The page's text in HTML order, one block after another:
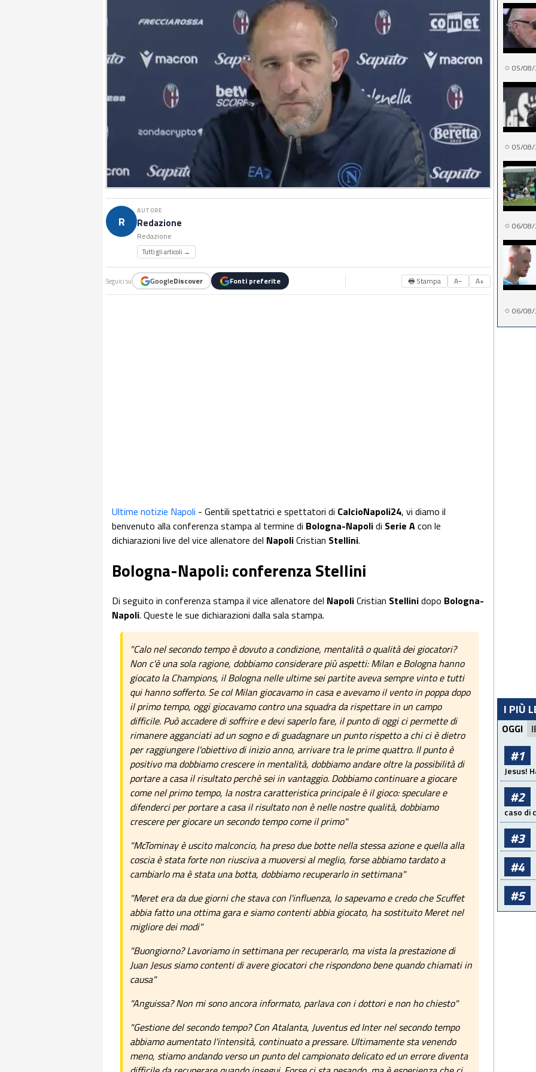
R
AUTORE
Redazione
Redazione
Tutti gli articoli →
Seguici su GoogleDiscover Fonti preferite 🖶 Stampa A− A+
Ultime notizie Napoli - Gentili spettatrici e spettatori di CalcioNapoli24, vi diamo il
benvenuto alla conferenza stampa al termine di Bologna-Napolidi Serie Acon le
dichiarazioni live del vice allenatore del NapoliCristian Stellini.
Bologna-Napoli: conferenza Stellini
Di seguito in conferenza stampa il vice allenatore del NapoliCristian Stellinidopo Bologna-
Napoli. Queste le sue dichiarazioni dalla sala stampa.
"Calo nel secondo tempo è dovuto a condizione, mentalità o qualità dei giocatori?
Non c'è una sola ragione, dobbiamo considerare più aspetti: Milan e Bologna hanno
giocato la Champions, il Bologna nelle ultime sei partite aveva sempre vinto e tutti
qui hanno sofferto. Se col Milan giocavamo in casa e avevamo il vento in poppa dopo
il primo tempo, oggi giocavamo contro una squadra da rispettare in un campo
difficile. Può accadere di soffrire e devi saperlo fare, il punto di oggi ci permette di
rimanere agganciati ad un sogno e di guadagnare un punto rispetto a chi ci è dietro
per raggiungere l'obiettivo di inizio anno, arrivare tra le prime quattro. Il punto è
positivo ma dobbiamo crescere in mentalità, dobbiamo andare oltre la possibilità di
portare a casa il risultato perchè sei in vantaggio. Dobbiamo continuare a giocare
come nel primo tempo, la nostra caratteristica principale è il gioco: speculare e
difenderci per portare a casa il risultato non è nelle nostre qualità, dobbiamo
crescere per giocare un secondo tempo come il primo"
"McTominay è uscito malconcio, ha preso due botte nella stessa azione e quella alla
coscia è stata forte non riusciva a muoversi al meglio, forse abbiamo tardato a
cambiarlo ma è stata una botta, dobbiamo recuperarlo in settimana"
"Meret era da due giorni che stava con l'influenza, lo sapevamo e credo che Scuffet
abbia fatto una ottima gara e siamo contenti abbia giocato, ha sostituito Meret nel
migliore dei modi"
"Buongiorno? Lavoriamo in settimana per recuperarlo, ma vista la prestazione di
Juan Jesus siamo contenti di avere giocatori che rispondono bene quando chiamati in
causa"
"Anguissa? Non mi sono ancora informato, parlava con i dottori e non ho chiesto"
"Gestione del secondo tempo? Con Atalanta, Juventus ed Inter nel secondo tempo
abbiamo aumentato l'intensità, continuato a pressare. Ultimamente sta venendo
meno, stiamo andando verso un punto del campionato delicato ed un errore diventa
05/08/
05/08/
06/08/
06/08/
I PIÙ
OGGI
#1
Jesus!
#2
caso di
#3
#4
#5